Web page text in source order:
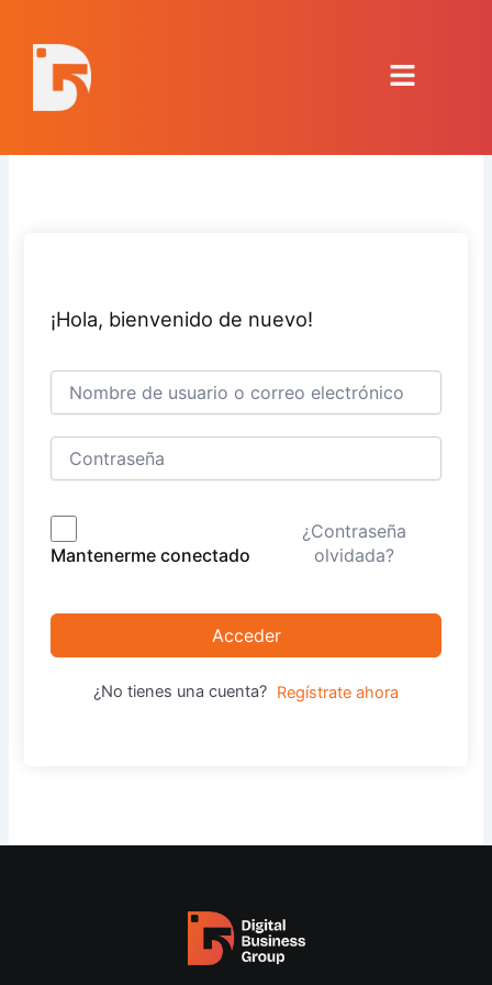
contenido
Menú
¡Hola, bienvenido de nuevo!
Mantenerme conectado
¿Contraseña
olvidada?
Acceder
¿No tienes una cuenta? Regístrate ahora